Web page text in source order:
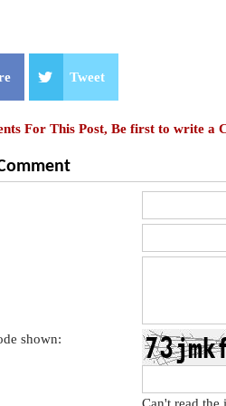
Tweet
For This Post, Be first to write a
shown: